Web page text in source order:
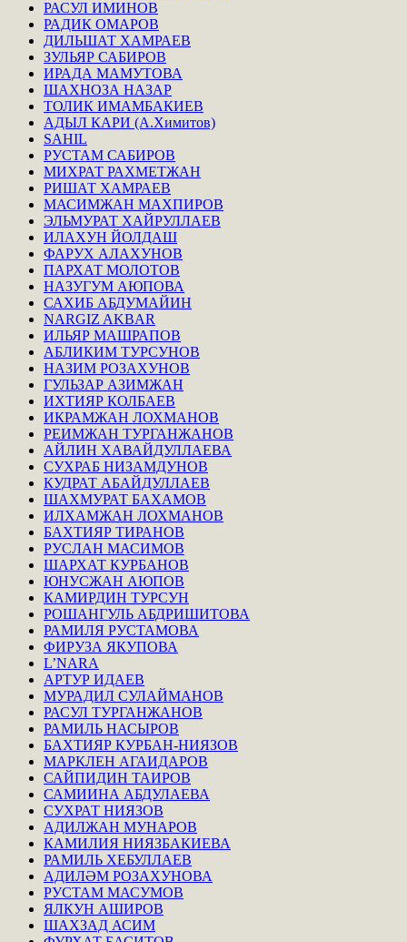
РАСУЛ ИМИНОВ
РАДИК ОМАРОВ
ДИЛЬШАТ ХАМРАЕВ
ЗУЛЬЯР САБИРОВ
ИРАДА МАМУТОВА
ШАХНОЗА НАЗАР
ТОЛИК ИМАМБАКИЕВ
АДЫЛ КАРИ (А.Химитов)
SAHIL
РУСТАМ САБИРОВ
МИХРАТ РАХМЕТЖАН
РИШАТ ХАМРАЕВ
МАСИМЖАН МАХПИРОВ
ЭЛЬМУРАТ ХАЙРУЛЛАЕВ
ИЛАХУН ЙОЛДАШ
ФАРУХ АЛАХУНОВ
ПАРХАТ МОЛОТОВ
НАЗУГУМ АЮПОВА
САХИБ АБДУМАЙИН
NARGIZ AKBAR
ИЛЬЯР МАШРАПОВ
АБЛИКИМ ТУРСУНОВ
НАЗИМ РОЗАХУНОВ
ГУЛЬЗАР АЗИМЖАН
ИХТИЯР КОЛБАЕВ
ИКРАМЖАН ЛОХМАНОВ
РЕИМЖАН ТУРГАНЖАНОВ
АЙЛИН ХАВАЙДУЛЛАЕВА
СУХРАБ НИЗАМДУНОВ
КУДРАТ АБАЙДУЛЛАЕВ
ШАХМУРАТ БАХАМОВ
ИЛХАМЖАН ЛОХМАНОВ
БАХТИЯР ТИРАНОВ
РУСЛАН МАСИМОВ
ШАРХАТ КУРБАНОВ
ЮНУСЖАН АЮПОВ
КАМИРДИН ТУРСУН
РОШАНГУЛЬ АБДРИШИТОВА
РАМИЛЯ РУСТАМОВА
ФИРУЗА ЯКУПОВА
L’NARA
АРТУР ИДАЕВ
МУРАДИЛ СУЛАЙМАНОВ
РАСУЛ ТУРГАНЖАНОВ
РАМИЛЬ НАСЫРОВ
БАХТИЯР КУРБАН-НИЯЗОВ
МАРКЛЕН АГАИДАРОВ
САЙПИДИН ТАИРОВ
САМИИНА АБДУЛАЕВА
СУХРАТ НИЯЗОВ
АДИЛЖАН МУНАРОВ
КАМИЛИЯ НИЯЗБАКИЕВА
РАМИЛЬ ХЕБУЛЛАЕВ
АДИЛӘМ РОЗАХУНОВА
РУСТАМ МАСУМОВ
ЯЛКУН АШИРОВ
ШАХЗАД АСИМ